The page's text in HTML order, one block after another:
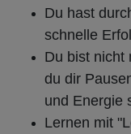
Du hast
schnelle
Du bist nicht
du dir
und Energie
Lernen mit